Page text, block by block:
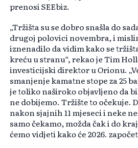
prenosi SEEbiz.
„Tržišta su se dobro snašla do
drugoj polovici novembra, i
iznenadilo da vidim kako se
kreću u stranu“, rekao je Tim
investicijski direktor u Orionu.
smanjenje kamatne stope za 25
je toliko naširoko objavljeno da
ne dobijemo. Tržište to očekuje.
nakon sjajnih 11 mjeseci i neke
samo čekamo, možda čak i do
ćemo vidjeti kako će 2026.